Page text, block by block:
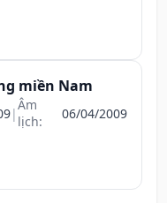
miền Nam
|Âm
lịch:
06/04/2009